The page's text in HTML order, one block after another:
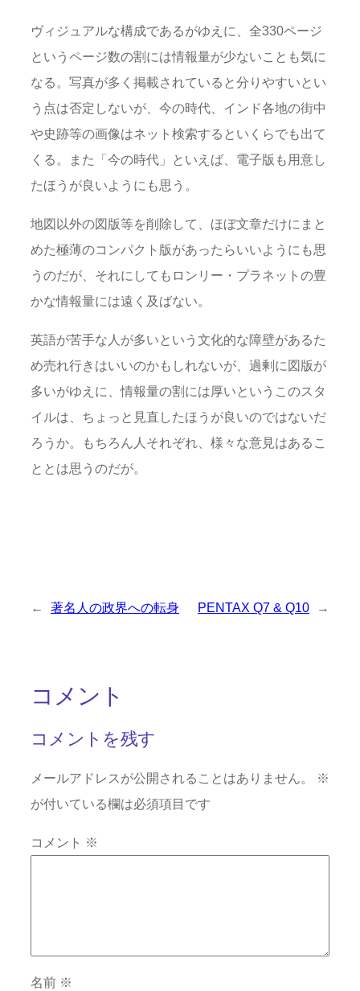
ヴィジュアルな構成であるがゆえに、全330ページ
というページ数の割には情報量が少ないことも気に
なる。写真が多く掲載されていると分りやすいとい
う点は否定しないが、今の時代、インド各地の街中
や史跡等の画像はネット検索するといくらでも出て
くる。また「今の時代」といえば、電子版も用意し
たほうが良いようにも思う。
地図以外の図版等を削除して、ほぼ文章だけにまと
めた極薄のコンパクト版があったらいいようにも思
うのだが、それにしてもロンリー・プラネットの豊
かな情報量には遠く及ばない。
英語が苦手な人が多いという文化的な障壁があるた
め売れ行きはいいのかもしれないが、過剰に図版が
多いがゆえに、情報量の割には厚いというこのスタ
イルは、ちょっと見直したほうが良いのではないだ
ろうか。もちろん人それぞれ、様々な意見はあるこ
ととは思うのだが。
← 著名人の政界への転身 PENTAX Q7 & Q10 →
コメント
コメントを残す
メールアドレスが公開されることはありません。
※
が付いている欄は必須項目です
コメント ※
名前 ※